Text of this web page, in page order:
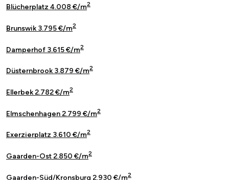
Blücherplatz 4.008 €/m2
Brunswik 3.795 €/m2
Damperhof 3.615 €/m2
Düsternbrook 3.879 €/m2
Ellerbek 2.782 €/m2
Elmschenhagen 2.799 €/m2
Exerzierplatz 3.610 €/m2
Gaarden-Ost 2.850 €/m2
Gaarden-Süd/Kronsburg 2.930 €/m2